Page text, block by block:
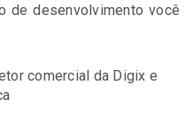
de desenvolvimento você
comercial da Digix e